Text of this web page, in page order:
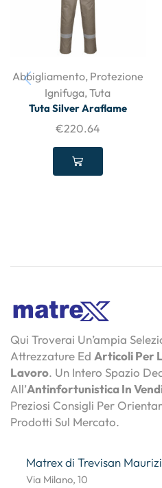
Abbigliamento, Protezione
Ignifuga,Tuta
Tuta Silver Araflame
€220.64
Qui Troverai Un’ampia
Attrezzature Ed Articoli Per
Lavoro. Un Intero Spazio
All’Antinfortunistica In
Preziosi Consigli Per
Prodotti Sul Mercato.
Matrex di Trevisan
Via Milano, 10